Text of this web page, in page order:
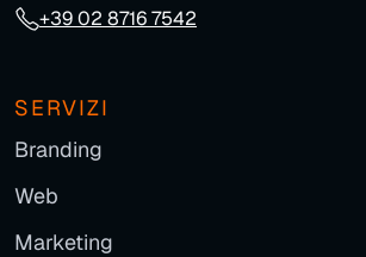
+39 02 8716 7542
SERVIZI
Branding
Web
Marketing